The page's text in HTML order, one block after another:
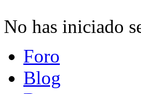
No has iniciado
Foro
Blog